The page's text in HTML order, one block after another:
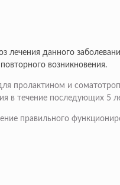
данного
возникновения.
пролактином и
в течение последующих 5
правильного